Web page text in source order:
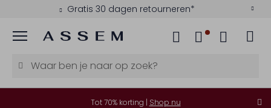
Gratis 30 dagen retourneren*
Menu
Tot 70% korting | Shop nu